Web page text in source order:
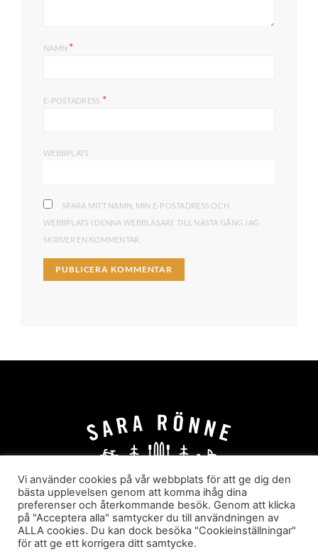
NAMN *
E-POSTADRESS *
WEBBPLATS
SPARA MITT NAMN, MIN E-POSTADRESS OCH
WEBBPLATS I DENNA WEBBLÄSARE TILL NÄSTA GÅNG JAG
SKRIVER EN KOMMENTAR.
HEM OM MIG
JOBBA MED MIG
HYR I JÄRVSÖ!
KATEGORIER
Sara Rönne. En blogg om frihet, upplevelser och
Vi använder cookies på vår webbplats för att ge dig den
bästa upplevelsen genom att komma ihåg dina
preferenser och återkommande besök. Genom att klicka
på "Acceptera alla" samtycker du till användningen av
ALLA cookies. Du kan dock besöka "Cookieinställningar"
för att ge ett korrigera ditt samtycke.